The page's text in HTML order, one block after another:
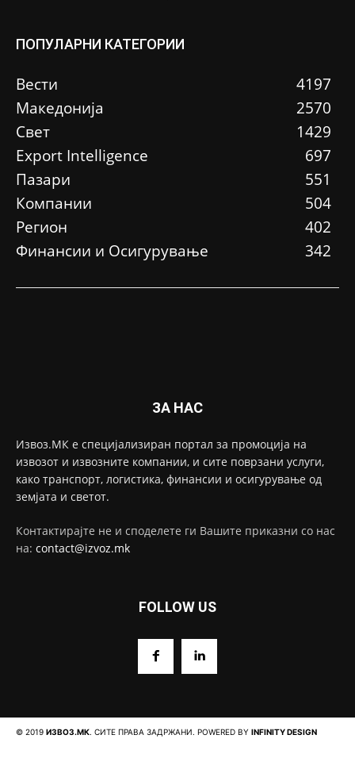
ПОПУЛАРНИ КАТЕГОРИИ
Вести
4197
Македонија
2570
Свет
1429
Еxport Intelligence
697
Пазари
551
Компании
504
Регион
402
Финансии и Осигурување
342
ЗА НАС
Извоз.МК е специјализиран портал за промоција на
извозот и извозните компании, и сите поврзани услуги,
како транспорт, логистика, финансии и осигурување од
земјата и светот.
Контактирајте не и споделете ги Вашите приказни со нас
на: contact@izvoz.mk
FOLLOW US
© 2019 ИЗВОЗ.МК. СИТЕ ПРАВА ЗАДРЖАНИ. POWERED BY INFINITY DESIGN